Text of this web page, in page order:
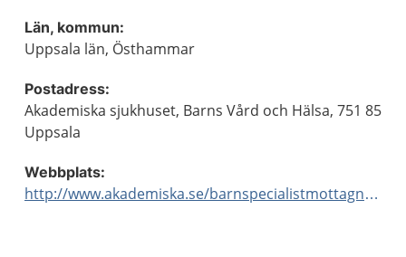
Län, kommun:
Uppsala län, Östhammar
Postadress:
Akademiska sjukhuset, Barns Vård och Hälsa, 751 85
Uppsala
Webbplats:
http://www.akademiska.se/barnspecialistmottagningar